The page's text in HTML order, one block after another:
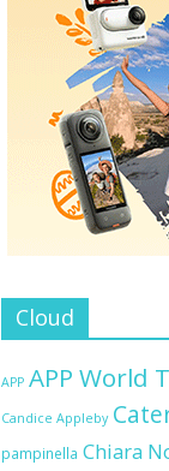
Cloud
APP APP World
Candice Appleby
pampinella Chiara